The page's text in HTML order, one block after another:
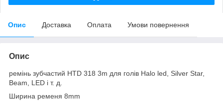
Опис Доставка Оплата Умови повернення
Опис
ремінь зубчастий HTD 318 3m для голів Halo led, Silver Star,
Beam, LED і т. д.
Ширина ременя 8mm